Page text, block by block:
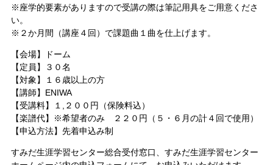
※座学的要素がありますので受講の際は筆記用具をご用意くださ
い。
※２か月間（講座４回）で課題曲１曲を仕上げます。
【会場】ドーム
【定員】３０名
【対象】１６歳以上の方
【講師】ENIWA
【受講料】１,２００円（保険料込）
【楽譜代】※希望者のみ ２２０円（５・６月の計４回で使用）
【申込方法】先着申込み制
すみだ生涯学習センター総合受付窓口、すみだ生涯学習センター